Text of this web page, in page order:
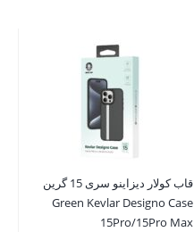
قاب کولار دیزاینو سری 15 گرین
Green Kevlar Designo Case
15Pro/15Pro Max